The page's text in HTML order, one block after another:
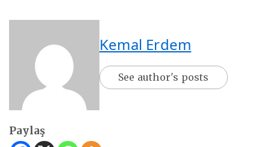
Kemal Erdem
See author's posts
Paylaş